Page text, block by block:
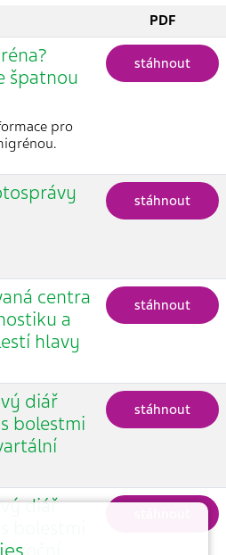
PDF
špatnou
pro
stáhnout
stáhnout
centra
a
hlavy
stáhnout
diář
bolestmi
stáhnout
diář